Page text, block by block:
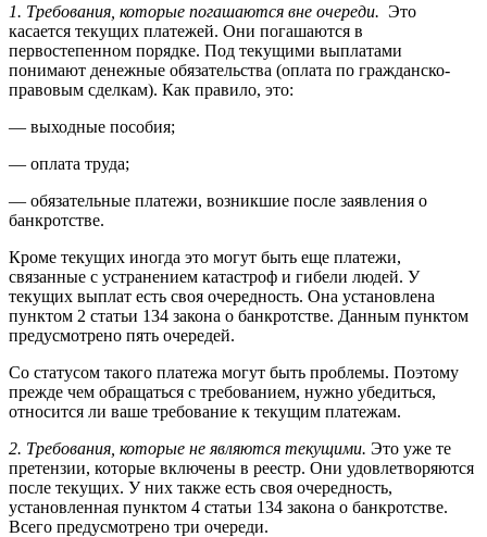
1. Требования, которые погашаются вне очереди. Это
касается текущих платежей. Они погашаются в
первостепенном порядке. Под текущими выплатами
понимают денежные обязательства (оплата по гражданско-
правовым сделкам). Как правило, это:
— выходные пособия;
— оплата труда;
— обязательные платежи, возникшие после заявления о
банкротстве.
Кроме текущих иногда это могут быть еще платежи,
связанные с устранением катастроф и гибели людей. У
текущих выплат есть своя очередность. Она установлена
пунктом 2 статьи 134 закона о банкротстве. Данным пунктом
предусмотрено пять очередей.
Со статусом такого платежа могут быть проблемы. Поэтому
прежде чем обращаться с требованием, нужно убедиться,
относится ли ваше требование к текущим платежам.
2. Требования, которые не являются текущими. Это уже те
претензии, которые включены в реестр. Они удовлетворяются
после текущих. У них также есть своя очередность,
установленная пунктом 4 статьи 134 закона о банкротстве.
Всего предусмотрено три очереди.